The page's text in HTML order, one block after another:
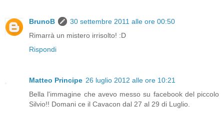
BrunoB
30 settembre 2011 alle ore 00:50
Rimarrà un mistero irrisolto! :D
Rispondi
Matteo Principe 26 luglio 2012 alle ore 10:21
Bella l'immagine che avevo messo su facebook del piccolo
Silvio!! Domani ce il Cavacon dal 27 al 29 di Luglio.